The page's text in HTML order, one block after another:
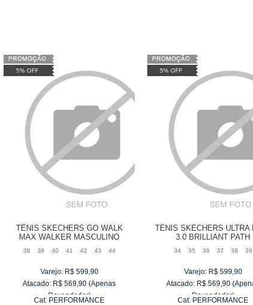
5% OFF
TÊNIS SKECHERS GO WALK
MAX WALKER MASCULINO
38 39 40 41 42 43 44
Varejo: R$ 599,90
Atacado: R$ 569,90 (Apenas
Revendedor)
Cat: PERFORMANCE
5% OFF
TÊNIS SKECHERS ULTRA
3.0 BRILLIANT PATH
34 35 36 37 38 39
Varejo: R$ 599,90
Atacado: R$ 569,90
Revendedor)
Cat: PERFORMANCE